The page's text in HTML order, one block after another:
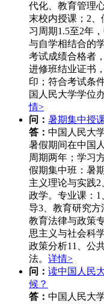
代化、教育管理
末校内授课；2
习周期1.5至2年
与自学相结合的
考试成绩合格者
进修班结业证书
印；符合考试条
国人民大学学位
情>
问： 暑期集中授
答： 中国人民大
暑假期间在中国
周期两年；学习
假期集中班：暑
主义理论与实践
政学。专业课：
导3、教育研究方
教育法律与政策
思主义与社会科
政策分析11、公
法。 详情>
问： 读中国人民
候？
答： 中国人民大